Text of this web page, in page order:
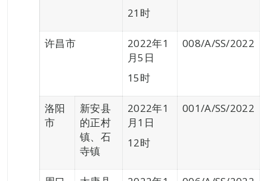
21时
许昌市
2022年1
月5日
15时
008/A/SS/2022
洛阳
市
新安县
的正村
镇、石
寺镇
2022年1
月1日
12时
001/A/SS/2022